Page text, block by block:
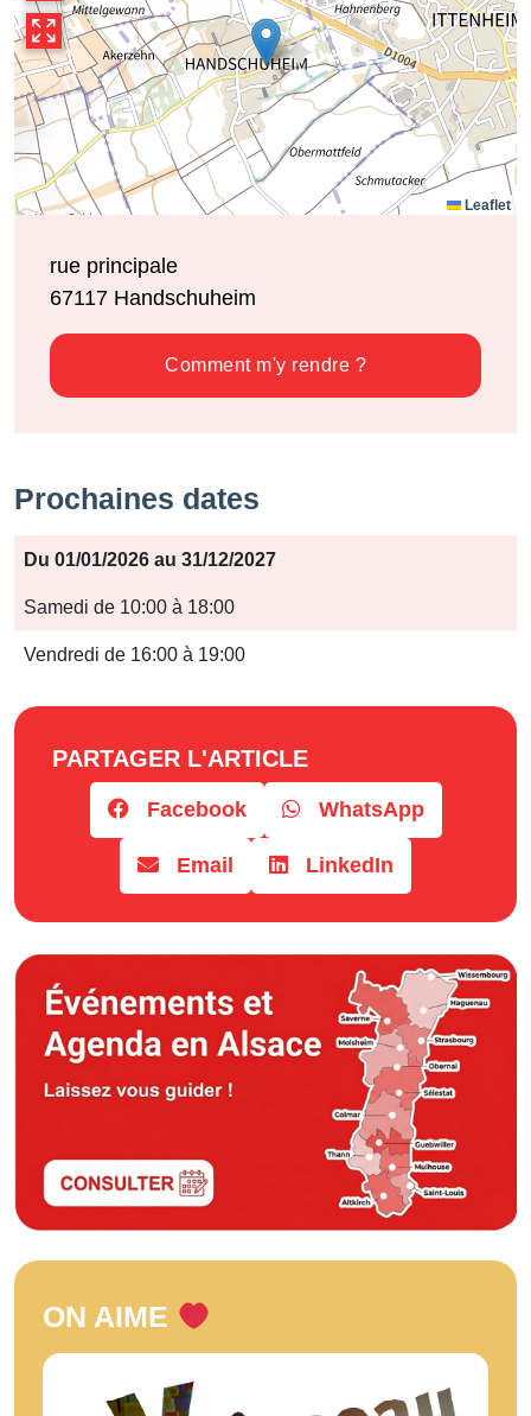
Leaflet
rue principale
67117 Handschuheim
Comment m'y rendre ?
Prochaines dates
Période
Jours
Horaires
Du 01/01/2026 au 31/12/2027
Samedi de 10:00 à 18:00
Vendredi de 16:00 à 19:00
PARTAGER L'ARTICLE
Facebook WhatsApp
Email LinkedIn
ON AIME